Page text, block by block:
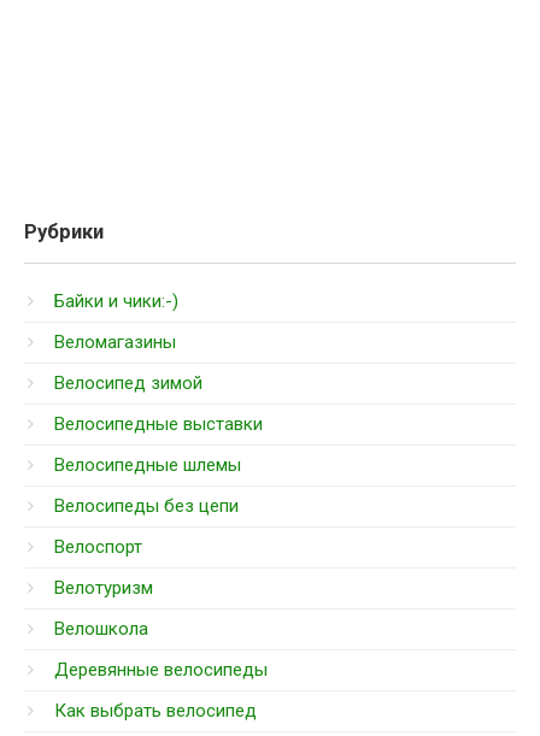
Рубрики
Байки и чики:-)
Веломагазины
Велосипед зимой
Велосипедные выставки
Велосипедные шлемы
Велосипеды без цепи
Велоспорт
Велотуризм
Велошкола
Деревянные велосипеды
Как выбрать велосипед